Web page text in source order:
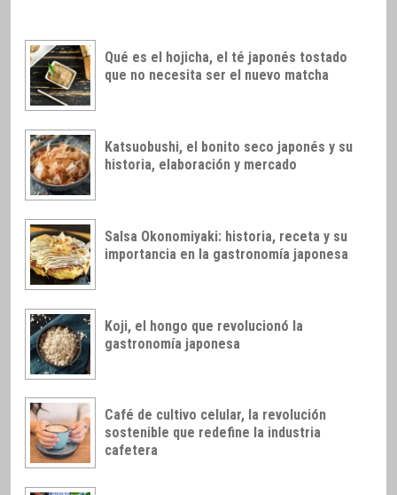
Qué es el hojicha, el té japonés tostado
que no necesita ser el nuevo matcha
Katsuobushi, el bonito seco japonés y su
historia, elaboración y mercado
Salsa Okonomiyaki: historia, receta y su
importancia en la gastronomía japonesa
Koji, el hongo que revolucionó la
gastronomía japonesa
Café de cultivo celular, la revolución
sostenible que redefine la industria
cafetera